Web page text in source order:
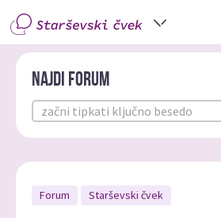
Najdi forum
Forum Starševski čvek